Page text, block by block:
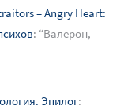
– Angry Heart:
: “Валерон,
Эпилог: